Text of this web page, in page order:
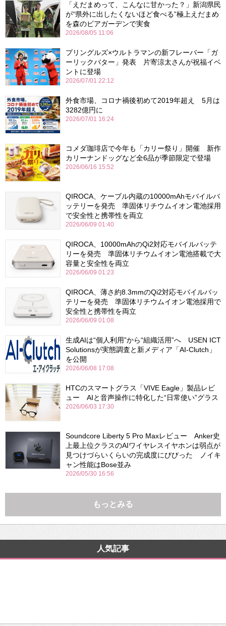
「えだまめって、こんなに甘かった？」新潟県民
が“県外に出したくないほど食べる”極上えだまめ
を森のビアガーデンで実食
2026/08/05 11:06
プリングルズ×ウルトラマンの新フレーバー「ガ
ーリックバター」発表 片寄涼太さんが祝福イベ
ントに登場
2026/07/01 22:12
外食市場、コロナ禍後初めて2019年超え 5月は
3282億円に
2026/07/01 16:24
コメダ珈琲店で今年も「カリー祭り」開催 新作
カリーナンドッグなど全6品が季節限定で登場
2026/06/16 15:52
QIROCA、ケーブル内蔵の10000mAhモバイルバ
ッテリーを発売 準固体リチウムイオン電池採用
で安全性と携帯性を両立
2026/06/09 01:40
QIROCA、10000mAhのQi2対応モバイルバッテ
リーを発売 準固体リチウムイオン電池搭載で大
容量と安全性を両立
2026/06/09 01:23
QIROCA、薄さ約8.3mmのQi2対応モバイルバッ
テリーを発売 準固体リチウムイオン電池採用で
安全性と携帯性を両立
2026/06/09 01:08
生成AIは“個人利用”から“組織活用”へ USEN ICT
Solutionsが実態調査と新メディア「AI-Clutch」
を公開
2026/06/08 17:08
HTCのスマートグラス「VIVE Eagle」製品レビ
ュー AIと音声操作に特化した“日常使い”グラス
2026/06/03 17:30
Soundcore Liberty 5 Pro Maxレビュー Anker史
上最上位クラスのAIワイヤレスイヤホンは弱点が
見つけづらいくらいの完成度にびびった ノイキ
ャン性能はBose並み
2026/05/30 16:56
もっとみる
人気記事